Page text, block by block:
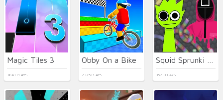
Magic Tiles 3
3841 PLAYS
Obby On a Bike
2375 PLAYS 3573 PLAYS